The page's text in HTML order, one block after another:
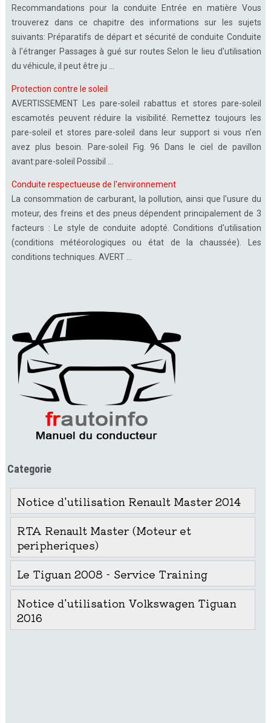
Recommandations pour la conduite Entrée en matière Vous
trouverez dans ce chapitre des informations sur les sujets
suivants: Préparatifs de départ et sécurité de conduite Conduite
à l'étranger Passages à gué sur routes Selon le lieu d'utilisation
du véhicule, il peut être ju ...
Protection contre le soleil
AVERTISSEMENT Les pare-soleil rabattus et stores pare-soleil
escamotés peuvent réduire la visibilité. Remettez toujours les
pare-soleil et stores pare-soleil dans leur support si vous n'en
avez plus besoin. Pare-soleil Fig. 96 Dans le ciel de pavillon
avant:pare-soleil Possibil ...
Conduite respectueuse de l'environnement
La consommation de carburant, la pollution, ainsi que l'usure du
moteur, des freins et des pneus dépendent principalement de 3
facteurs : Le style de conduite adopté. Conditions d'utilisation
(conditions météorologiques ou état de la chaussée). Les
conditions techniques. AVERT ...
Categorie
Notice d'utilisation Renault Master 2014
RTA Renault Master (Moteur et
peripheriques)
Le Tiguan 2008 - Service Training
Notice d'utilisation Volkswagen Tiguan
2016